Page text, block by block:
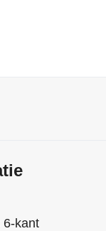
6-kant